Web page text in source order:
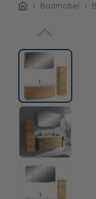
Badmöbel